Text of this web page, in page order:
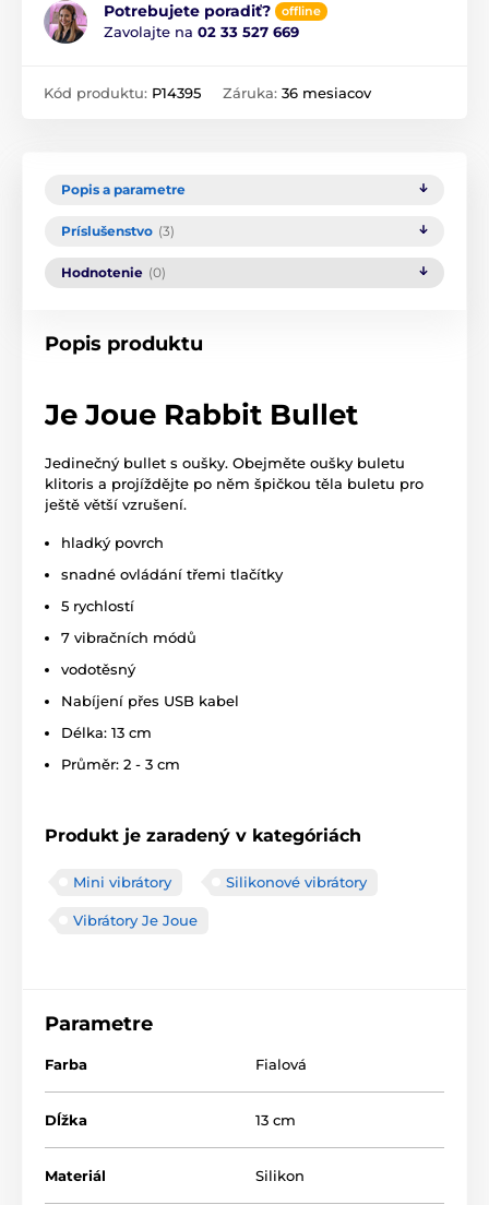
Potrebujete poradiť? offline
Zavolajte na 02 33 527 669
Kód produktu: P14395 Záruka: 36 mesiacov
Popis a parametre
Príslušenstvo (3)
Hodnotenie (0)
Popis produktu
Je Joue Rabbit Bullet
Jedinečný bullet s oušky. Obejměte oušky buletu
klitoris a projíždějte po něm špičkou těla buletu pro
ještě větší vzrušení.
hladký povrch
snadné ovládání třemi tlačítky
5 rychlostí
7 vibračních módů
vodotěsný
Nabíjení přes USB kabel
Délka: 13 cm
Průměr: 2 - 3 cm
Produkt je zaradený v kategóriách
Mini vibrátory Silikonové vibrátory
Vibrátory Je Joue
Parametre
Farba Fialová
Dĺžka 13 cm
Materiál Silikon